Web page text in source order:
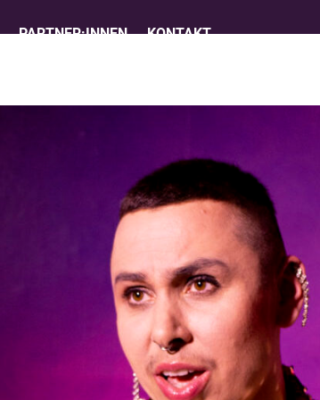
PARTNER:INNEN KONTAKT